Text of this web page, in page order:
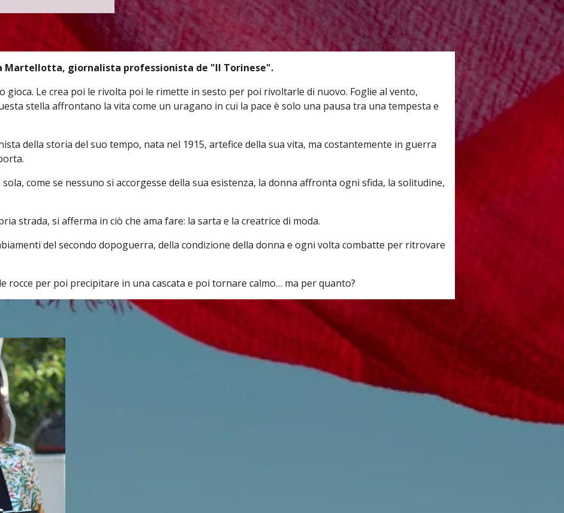
Martellotta, giornalista professionista de "Il Torinese".
gioca. Le crea poi le rivolta poi le rimette in sesto per poi rivoltarle di nuovo. Foglie al vento,
stella affrontano la vita come un uragano in cui la pace è solo una pausa tra una tempesta e
della storia del suo tempo, nata nel 1915, artefice della sua vita, ma costantemente in guerra
come se nessuno si accorgesse della sua esistenza, la donna affronta ogni sfida, la solitudine,
strada, si afferma in ciò che ama fare: la sarta e la creatrice di moda.
del secondo dopoguerra, della condizione della donna e ogni volta combatte per ritrovare
rocce per poi precipitare in una cascata e poi tornare calmo… ma per quanto?